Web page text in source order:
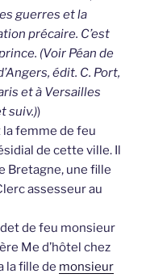
guerres et la
précaire. C’est
(Voir Péan de
édit. C. Port,
et à Versailles
suiv.))
la femme de feu
de cette ville. Il
Bretagne, une fille
assesseur au
de feu monsieur
Me d’hôtel chez
la fille de monsieur